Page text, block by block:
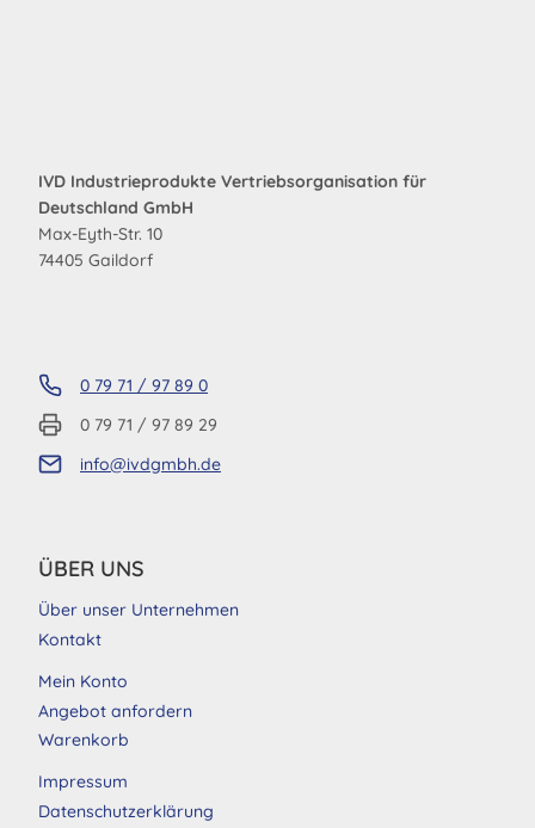
IVD Industrieprodukte Vertriebsorganisation für
Deutschland GmbH
Max-Eyth-Str. 10
74405 Gaildorf
0 79 71 / 97 89 0
0 79 71 / 97 89 29
info@ivdgmbh.de
ÜBER UNS
Über unser Unternehmen
Kontakt
Mein Konto
Angebot anfordern
Warenkorb
Impressum
Datenschutzerklärung